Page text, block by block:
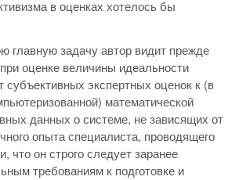
в оценках хотелось бы
главную задачу автор видит прежде
оценке величины идеальности
субъективных экспертных оценок к (в
математической
данных о системе, не зависящих от
опыта специалиста, проводящего
что он строго следует заранее
требованиям к подготовке и